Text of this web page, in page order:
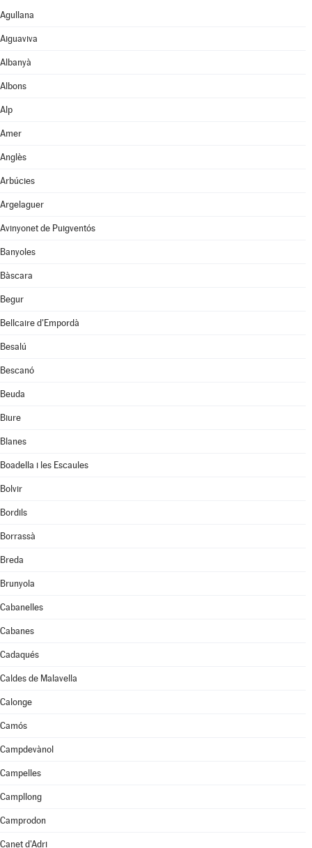
Agullana
Aiguaviva
Albanyà
Albons
Alp
Amer
Anglès
Arbúcies
Argelaguer
Avinyonet de Puigventós
Banyoles
Bàscara
Begur
Bellcaire d'Empordà
Besalú
Bescanó
Beuda
Biure
Blanes
Boadella i les Escaules
Bolvir
Bordils
Borrassà
Breda
Brunyola
Cabanelles
Cabanes
Cadaqués
Caldes de Malavella
Calonge
Camós
Campdevànol
Campelles
Campllong
Camprodon
Canet d'Adri